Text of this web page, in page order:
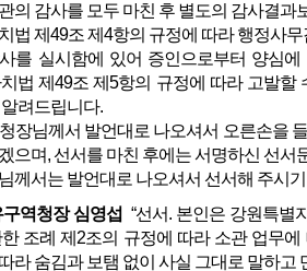
의 감사를 모두 마친 후 별도의 감사결
법 제49조 제4항의 규정에 따라 행정사
를 실시함에 있어 증인으로부터 양심
법 제49조 제5항의 규정에 따라 고발
려드립니다.
장님께서 발언대로 나오셔서 오른손을
으며, 선서를 마친 후에는 서명하신 선서
께서는 발언대로 나오셔서 선서해 주시
역청장 심영섭 “선서. 본인은 강원특별
조례 제2조의 규정에 따라 소관 업무
라 숨김과 보탬 없이 사실 그대로 말하